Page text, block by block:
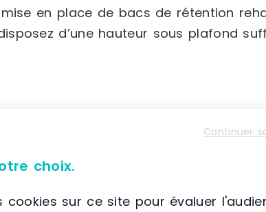
en place de bacs de rétention
d’une hauteur sous plafond
Continuer
choix.
cookies sur ce site pour évaluer